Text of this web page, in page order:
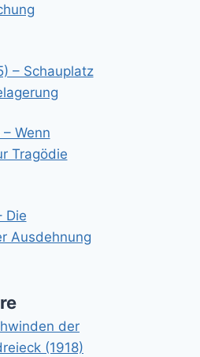
– Schauplatz
Wenn
Tragödie
Die
Ausdehnung
der
(1918)